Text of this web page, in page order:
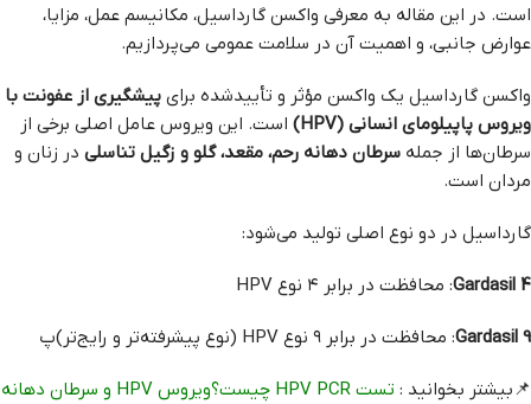
است. در این مقاله به معرفی واکسن گارداسیل، مکانیسم عمل، مزایا،
عوارض جانبی، و اهمیت آن در سلامت عمومی می‌پردازیم.
واکسن گارداسیل یک واکسن مؤثر و تأیید‌شده برای پیشگیری از عفونت با
ویروس پاپیلومای انسانی (HPV)
است. این ویروس عامل اصلی برخی از
سرطان‌ها از جمله سرطان دهانه رحم، مقعد، گلو و زگیل تناسلی در زنان و
مردان است.
گارداسیل در دو نوع اصلی تولید می‌شود:
Gardasil 4: محافظت در برابر ۴ نوع HPV
Gardasil 9: محافظت در برابر ۹ نوع HPV (نوع پیشرفته‌تر و رایج‌تر)پ
📌بیشتر بخوانید :
تست HPV PCR چیست؟ویروس HPV و سرطان دهانه